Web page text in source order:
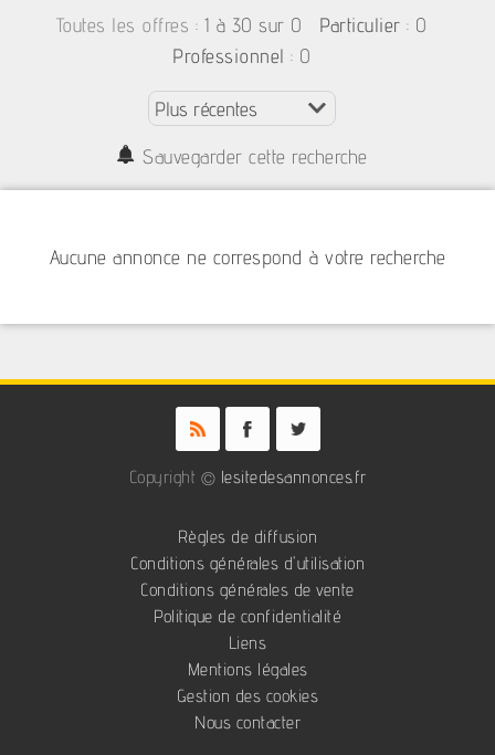
Toutes les offres : 1 à 30 sur 0 Particulier : 0
Professionnel : 0
Sauvegarder cette recherche
Aucune annonce ne correspond à votre recherche
Copyright © lesitedesannonces.fr
Règles de diffusion
Conditions générales d'utilisation
Conditions générales de vente
Politique de confidentialité
Liens
Mentions légales
Gestion des cookies
Nous contacter